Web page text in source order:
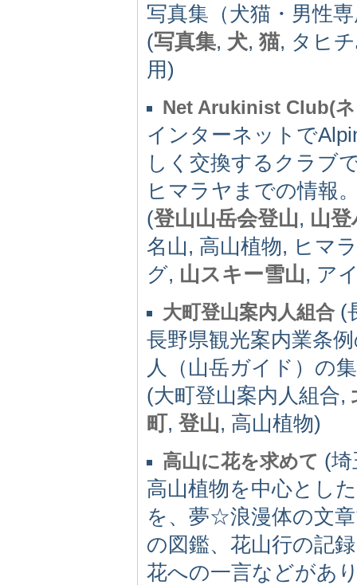
写真集（犬猫・男性
(写真集, 犬, 猫, タヒ
用)
Net Arukinist Club(
インターネットで
しく交換するクラブ
ヒマラヤまでの情報
(登山山岳会登山, 山
名山, 高山植物, ヒマ
グ, 山スキー雪山, ア
大町登山案内人組合(
長野県観光案内業条
人（山岳ガイド）の
(大町登山案内人組合,
町, 登山, 高山植物)
高山に花を求めて (
高山植物を中心とし
を、夢☆浪漫体の文
の図鑑、花山行の記
花への一言などがあ